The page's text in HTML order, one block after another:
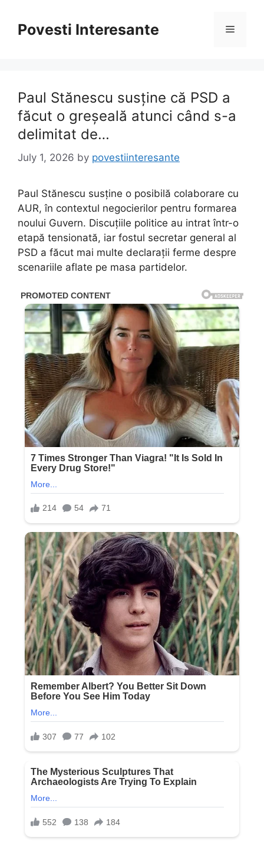
contentPovesti Interesante Menu
Paul Stănescu susține că PSD a
făcut o greșeală atunci când s-a
delimitat de…
July 1, 2026 by povestiinteresante
Paul Stănescu susține o posibilă colaborare cu
AUR, în contextul negocierilor pentru formarea
noului Guvern. Discuțiile politice au intrat într-o
etapă tensionată, iar fostul secretar general al
PSD a făcut mai multe declarații ferme despre
scenariile aflate pe masa partidelor.